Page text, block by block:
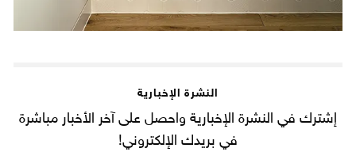
النشرة الإخبارية
إشترك في النشرة الإخبارية واحصل على آخر الأخبار مباشرة
في بريدك الإلكتروني!